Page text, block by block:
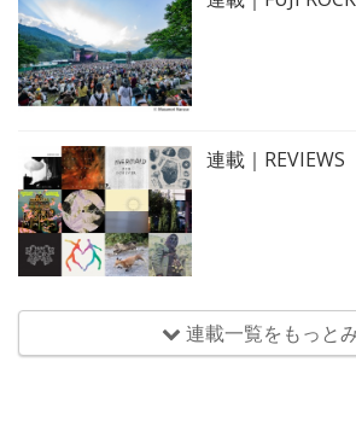
連載｜REVIEWS
連載一覧をもっと